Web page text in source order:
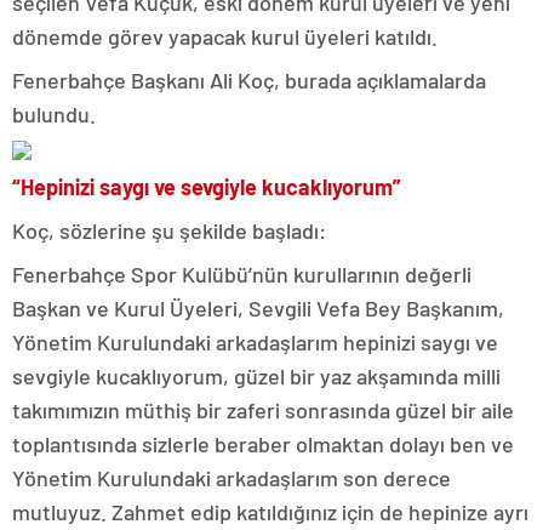
dönemde görev yapacak kurul üyeleri katıldı.
Fenerbahçe Başkanı Ali Koç, burada açıklamalarda
bulundu.
“Hepinizi saygı ve sevgiyle kucaklıyorum”
Koç, sözlerine şu şekilde başladı:
Fenerbahçe Spor Kulübü’nün kurullarının değerli
Başkan ve Kurul Üyeleri, Sevgili Vefa Bey Başkanım,
Yönetim Kurulundaki arkadaşlarım hepinizi saygı ve
sevgiyle kucaklıyorum, güzel bir yaz akşamında milli
takımımızın müthiş bir zaferi sonrasında güzel bir aile
toplantısında sizlerle beraber olmaktan dolayı ben ve
Yönetim Kurulundaki arkadaşlarım son derece
mutluyuz. Zahmet edip katıldığınız için de hepinize ayrı